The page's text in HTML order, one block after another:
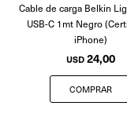
Cable de carga Belkin
USB-C 1mt Negro
iPhone)
USD 24,00